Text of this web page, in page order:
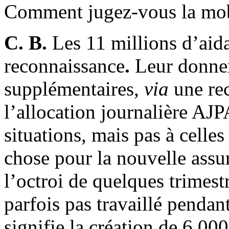
Comment jugez-vous la
C. B. Les 11 millions
reconnaissance. Leur
supplémentaires, via une
l’allocation journalière
situations, mais pas à
chose pour la nouvelle
l’octroi de quelques
parfois pas travaillé